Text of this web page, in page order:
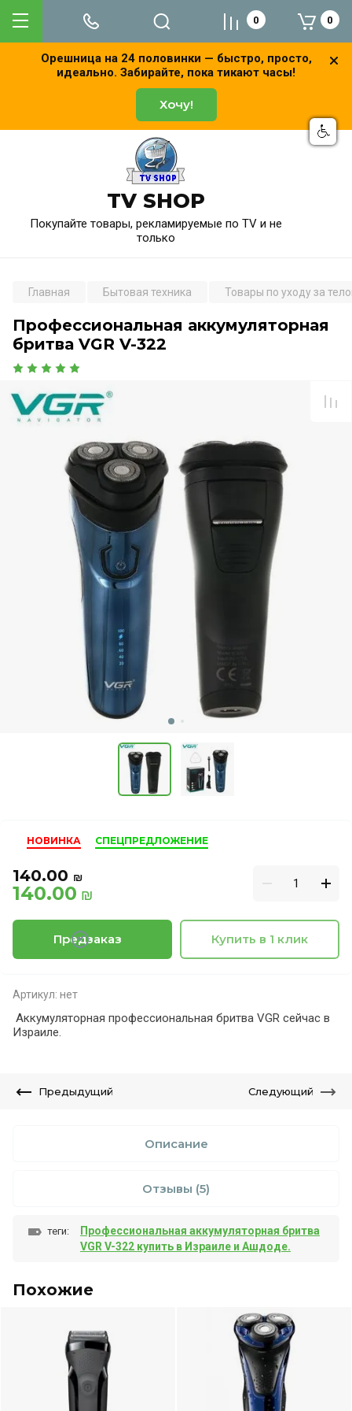
Орешница на 24 половинки — быстро, просто,
идеально. Забирайте, пока тикают часы!
Хочу!
TV SHOP
Покупайте товары, рекламируемые по TV и не
только
0 0
Главная Бытовая техника Товары по уходу за
Профессиональная аккумуляторная
бритва VGR V-322
НОВИНКА СПЕЦПРЕДЛОЖЕНИЕ
140.00 ₪
140.00 ₪
Предзаказ Купить в 1 клик
Артикул: нет
Аккумуляторная профессиональная бритва VGR сейчас в
Израиле.
Предыдущий Следующий
Описание
Отзывы (5)
теги:
Профессиональная аккумуляторная бритва
VGR V-322 купить в Израиле и Ашдоде.
Похожие